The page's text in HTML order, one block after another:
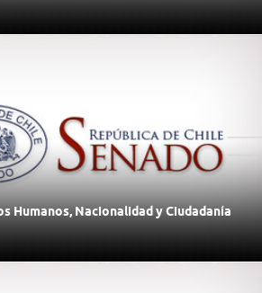
Humanos, Nacionalidad y Ciudadanía